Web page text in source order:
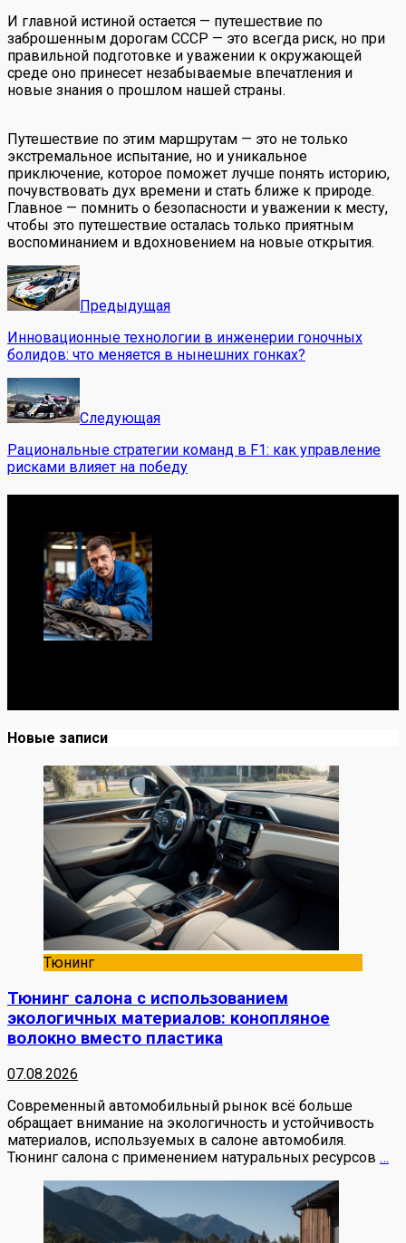
И главной истиной остается — путешествие по
заброшенным дорогам СССР — это всегда риск, но при
правильной подготовке и уважении к окружающей
среде оно принесет незабываемые впечатления и
новые знания о прошлом нашей страны.
Путешествие по этим маршрутам — это не только
экстремальное испытание, но и уникальное
приключение, которое поможет лучше понять историю,
почувствовать дух времени и стать ближе к природе.
Главное — помнить о безопасности и уважении к месту,
чтобы это путешествие осталась только приятным
воспоминанием и вдохновением на новые открытия.
Предыдущая
Инновационные технологии в инженерии гоночных
болидов: что меняется в нынешних гонках?
Следующая
Рациональные стратегии команд в F1: как управление
рисками влияет на победу
Новые записи
Тюнинг
Тюнинг салона с использованием
экологичных материалов: конопляное
волокно вместо пластика
07.08.2026
Современный автомобильный рынок всё больше
обращает внимание на экологичность и устойчивость
материалов, используемых в салоне автомобиля.
Тюнинг салона с применением натуральных ресурсов …